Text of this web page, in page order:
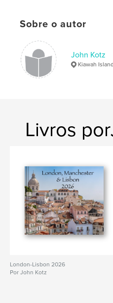
Vietnam , Cambodia
Sobre o autor
John Kotz
Kiawah
Livros
London-Lisbon 2026
Por John Kotz